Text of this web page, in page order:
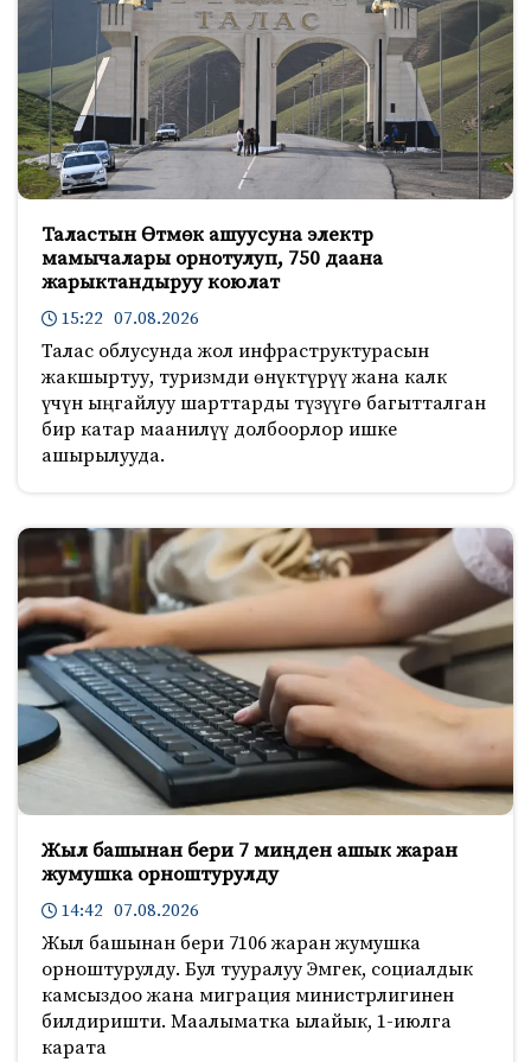
Таластын Өтмөк ашуусуна электр
мамычалары орнотулуп, 750 даана
жарыктандыруу коюлат
15:22 07.08.2026
Талас облусунда жол инфраструктурасын
жакшыртуу, туризмди өнүктүрүү жана калк
үчүн ыңгайлуу шарттарды түзүүгө багытталган
бир катар маанилүү долбоорлор ишке
ашырылууда.
Жыл башынан бери 7 миңден ашык жаран
жумушка орноштурулду
14:42 07.08.2026
Жыл башынан бери 7106 жаран жумушка
орноштурулду. Бул тууралуу Эмгек, социалдык
камсыздоо жана миграция министрлигинен
билдиришти. Маалыматка ылайык, 1-июлга
карата